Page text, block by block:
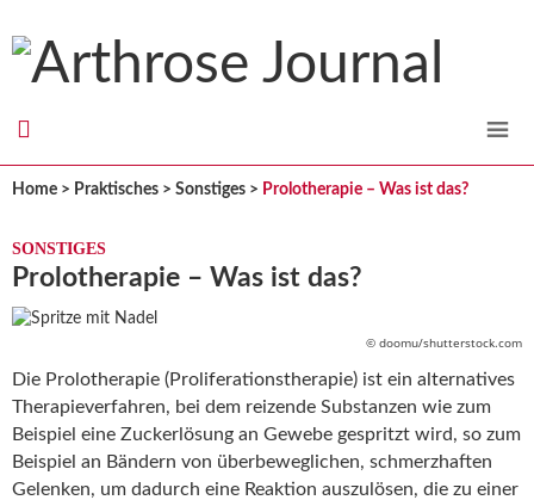
Arthrose
Journal
Home > Praktisches > Sonstiges > Prolotherapie – Was ist das?
SONSTIGES
Prolotherapie – Was ist das?
© doomu/shutterstock.com
Die Prolotherapie (Proliferationstherapie) ist ein alternatives
Therapieverfahren, bei dem reizende Substanzen wie zum
Beispiel eine Zuckerlösung an Gewebe gespritzt wird, so zum
Beispiel an Bändern von überbeweglichen, schmerzhaften
Gelenken, um dadurch eine Reaktion auszulösen, die zu einer